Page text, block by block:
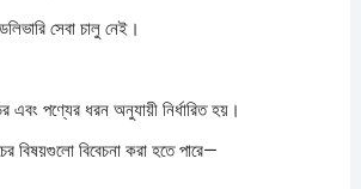
সেবা চালু নেই।
এবং পণ্যের ধরন অনুযায়ী নির্ধারিত হয়।
বিষয়গুলো বিবেচনা করা হতে পারে—